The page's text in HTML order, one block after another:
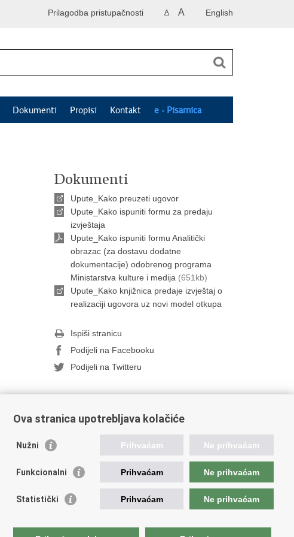
English
A A
Prilagodba pristupačnosti
Dokumenti Propisi Kontakt e - Pisarnica
Dokumenti
Upute_Kako preuzeti ugovor
Upute_Kako ispuniti formu za predaju
izvještaja
Upute_Kako ispuniti formu Analitički
obrazac (za dostavu dodatne
dokumentacije) odobrenog programa
Ministarstva kulture i medija (651kb)
Upute_Kako knjižnica predaje izvještaj o
realizaciji ugovora uz novi model otkupa
Ispiši stranicu
Podijeli na Facebooku
Podijeli na Twitteru
Ostale poveznice
Hrvatski restauratorski zavod
Hrvatski audiovizualni centar
Zaklada Kultura nova
Creative Europe
Cultural heritage in EU
Ova stranica upotrebljava kolačiće
Nužni Prihvaćam Ne prihvaćam
Funkcionalni Prihvaćam Ne prihvaćam
Statistički Prihvaćam Ne prihvaćam